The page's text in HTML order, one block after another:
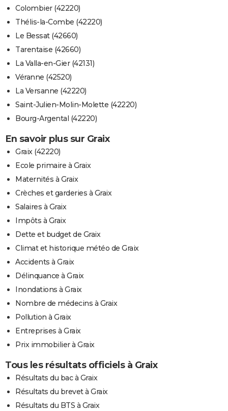
Colombier (42220)
Thélis-la-Combe (42220)
Le Bessat (42660)
Tarentaise (42660)
La Valla-en-Gier (42131)
Véranne (42520)
La Versanne (42220)
Saint-Julien-Molin-Molette (42220)
Bourg-Argental (42220)
En savoir plus sur Graix
Graix (42220)
Ecole primaire à Graix
Maternités à Graix
Crèches et garderies à Graix
Salaires à Graix
Impôts à Graix
Dette et budget de Graix
Climat et historique météo de Graix
Accidents à Graix
Délinquance à Graix
Inondations à Graix
Nombre de médecins à Graix
Pollution à Graix
Entreprises à Graix
Prix immobilier à Graix
Tous les résultats officiels à Graix
Résultats du bac à Graix
Résultats du brevet à Graix
Résultats du BTS à Graix